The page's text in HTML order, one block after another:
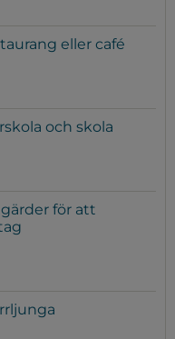
eller café
och skola
för att